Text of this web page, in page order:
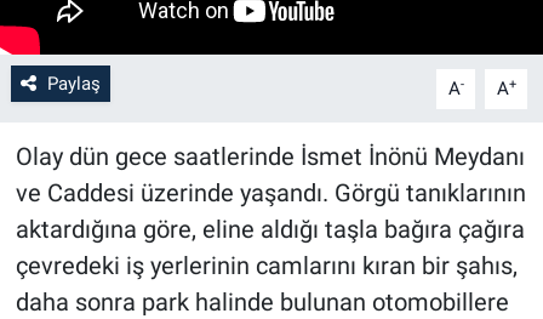
Paylaş A- A+
Olay dün gece saatlerinde İsmet İnönü Meydanı
ve Caddesi üzerinde yaşandı. Görgü tanıklarının
aktardığına göre, eline aldığı taşla bağıra çağıra
çevredeki iş yerlerinin camlarını kıran bir şahıs,
daha sonra park halinde bulunan otomobillere